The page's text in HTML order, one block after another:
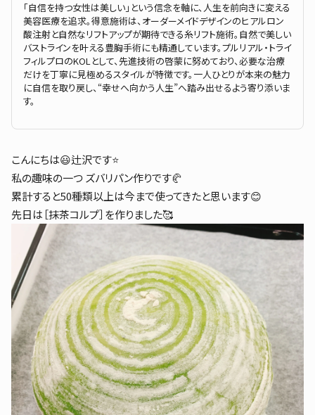
「自信を持つ女性は美しい」という信念を軸に、人生を前向きに変える
美容医療を追求。得意施術は、オーダーメイドデザインのヒアルロン
酸注射と自然なリフトアップが期待できる糸リフト施術。自然で美しい
バストラインを叶える豊胸手術にも精通しています。プルリアル・トライ
フィルプロのKOLとして、先進技術の啓蒙に努めており、必要な治療
だけを丁寧に見極めるスタイルが特徴です。一人ひとりが本来の魅力
に自信を取り戻し、“幸せへ向かう人生”へ踏み出せるよう寄り添いま
す。
こんにちは😃辻沢です⭐️
私の趣味の一つ ズバリパン作りです🥐
累計すると50種類以上は今まで使ってきたと思います😊
先日は［抹茶コルプ］を作りました🥰